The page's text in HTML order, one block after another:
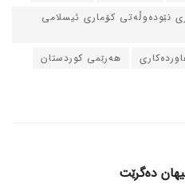
نێوده‌وڵه‌تی کۆماری ئیسلامی
هه‌رێمی کوردستان
ده‌گرێت